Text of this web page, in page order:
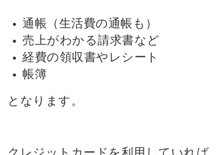
通帳（生活費の通帳も）
売上がわかる請求書など
経費の領収書やレシート
帳簿
となります。
クレジットカードを利用していれば